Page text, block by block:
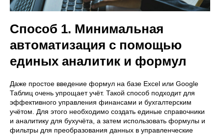
Способ 1. Минимальная
автоматизация с помощью
единых аналитик и формул
Даже простое введение формул на базе Excel или Google
Таблиц очень упрощает учёт. Такой способ подходит для
эффективного управления финансами и бухгалтерским
учётом. Для этого необходимо создать единые справочники
и аналитику для бухучёта, а затем использовать формулы и
фильтры для преобразования данных в управленческие